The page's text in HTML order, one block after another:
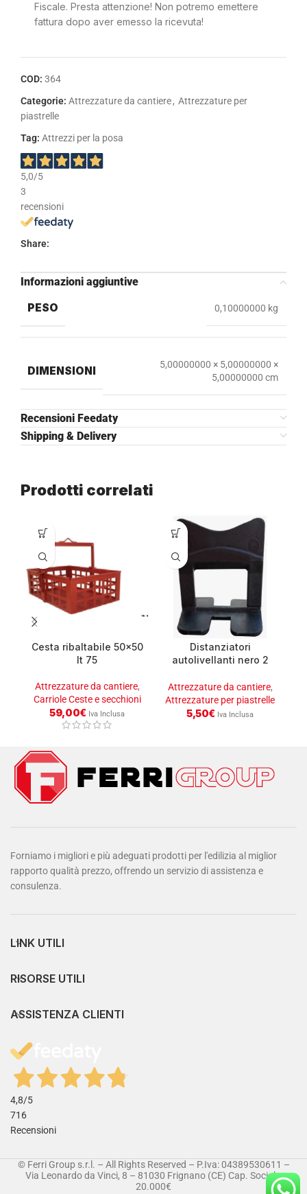
Fiscale. Presta attenzione! Non potremo emettere
fattura dopo aver emesso la ricevuta!
COD: 364
Categorie: Attrezzature da cantiere, Attrezzature per
piastrelle
Tag: Attrezzi per la posa
5,0/5
3
recensioni
Share:
Informazioni aggiuntive
PESO
0,10000000 kg
DIMENSIONI
5,00000000 × 5,00000000 ×
5,00000000 cm
Recensioni Feedaty
Shipping & Delivery
Prodotti correlati
Cesta ribaltabile 50×50
lt 75
Attrezzature da cantiere,
Carriole Ceste e secchioni
59,00€ Iva Inclusa
Distanziatori
autolivellanti nero 2
Attrezzature da cantiere,
Attrezzature per piastrelle
5,50€ Iva Inclusa
Forniamo i migliori e più adeguati prodotti per l'edilizia al miglior
rapporto qualità prezzo, offrendo un servizio di assistenza e
consulenza.
LINK UTILI
RISORSE UTILI
ASSISTENZA CLIENTI
4,8/5
716
Recensioni
© Ferri Group s.r.l. – All Rights Reserved – P.Iva: 04389530611 –
Via Leonardo da Vinci, 8 – 81030 Frignano (CE) Cap. Sociale:
20.000€